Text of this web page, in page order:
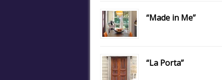
“Made in Me”
“La Porta”